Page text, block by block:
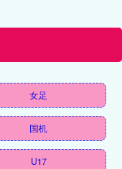
女足
国机
U17